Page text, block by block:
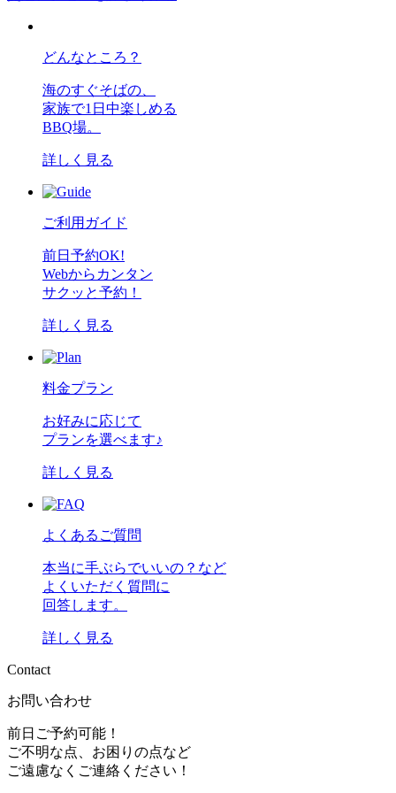
どんなところ？
海のすぐそばの、
家族で1日中楽しめる
BBQ場。
詳しく見る
ご利用ガイド
前日予約OK!
Webからカンタン
サクッと予約！
詳しく見る
料金プラン
お好みに応じて
プランを選べます♪
詳しく見る
よくあるご質問
本当に手ぶらでいいの？など
よくいただく質問に
回答します。
詳しく見る
Contact
お問い合わせ
前日ご予約可能！
ご不明な点、お困りの点など
ご遠慮なくご連絡ください！